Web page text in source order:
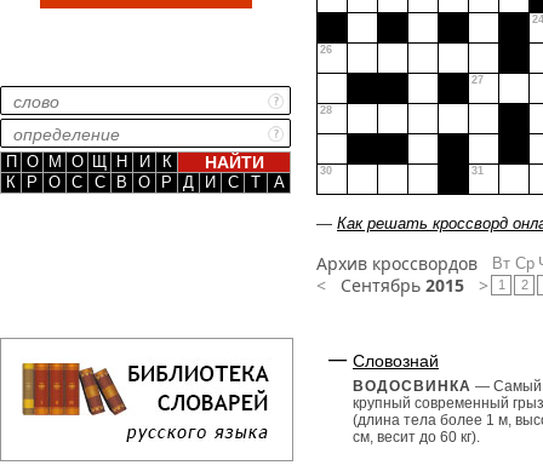
П О М О Щ Н И
К
К
Р О С С В О Р Д И С Т А
24
26
27
28
30 31
— Как решать кроссворд
Архив кроссвордов
< Сентябрь 2015 >
Вт
1
Ср
2
Словознай
ВОДОСВИНКА — Самый
крупный современный
(длина тела более 1 м,
см, весит до 60 кг).